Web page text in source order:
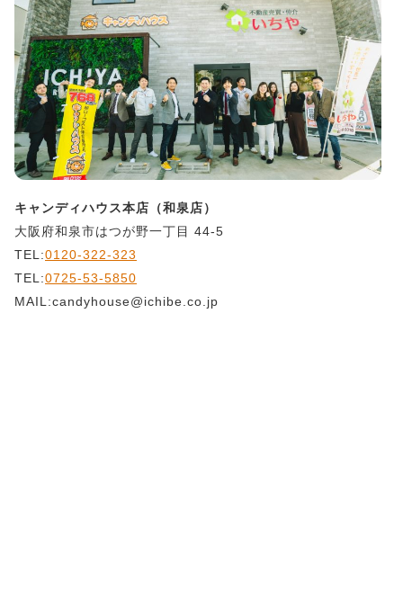
キャンディハウス本店（和泉店）
大阪府和泉市はつが野一丁目 44-5
TEL:0120-322-323
TEL:0725-53-5850
MAIL:candyhouse@ichibe.co.jp